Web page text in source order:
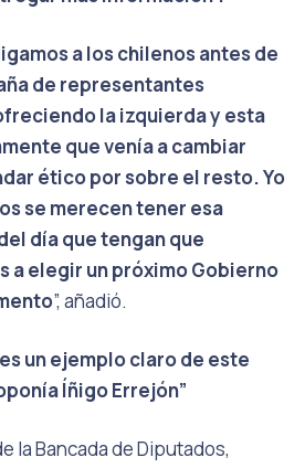
a los chilenos antes de
de representantes
la izquierda y esta
que venía a cambiar
ético por sobre el resto. Yo
se merecen tener esa
día que tengan que
a elegir un próximo Gobierno
”, añadió.
un ejemplo claro de este
Íñigo Errejón”
la Bancada de Diputados,